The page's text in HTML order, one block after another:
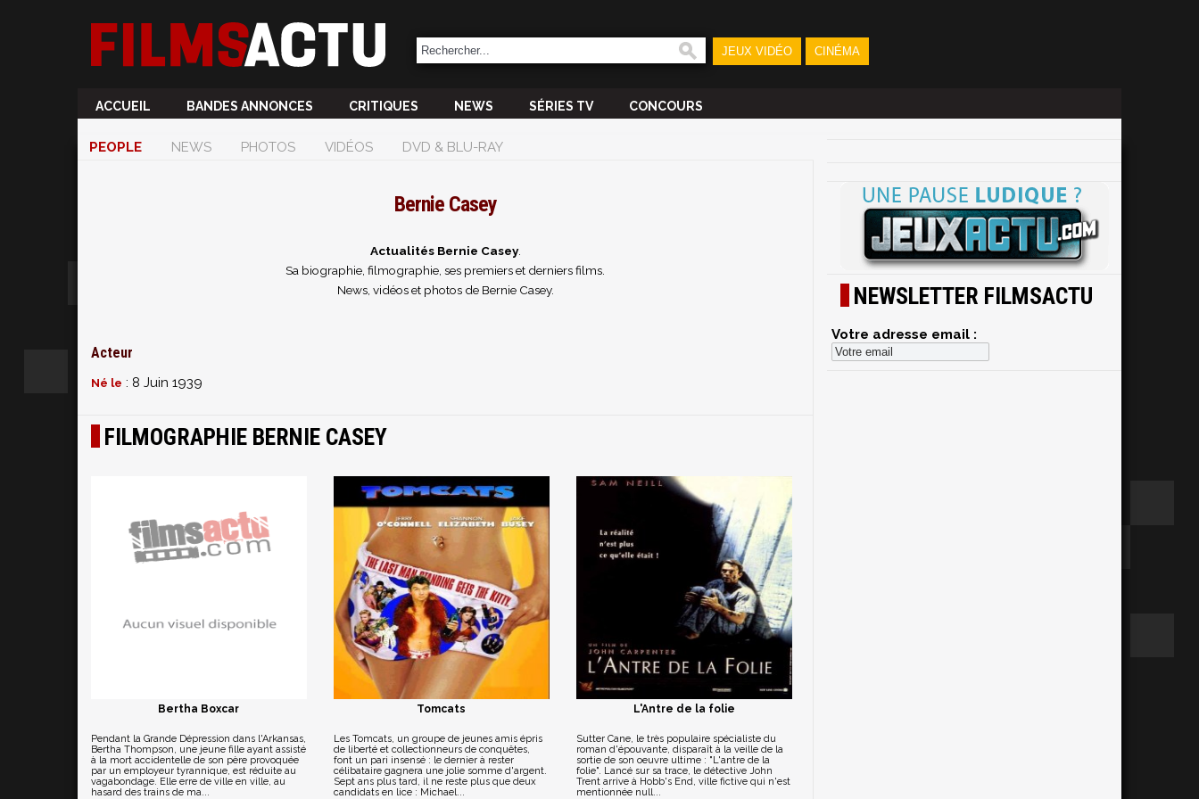
JEUX VIDÉO CINÉMA
ACCUEIL BANDES ANNONCES CRITIQUES NEWS SÉRIES TV CONCOURS
PEOPLE NEWS PHOTOS VIDÉOS DVD & BLU-RAY
Bernie Casey
Actualités Bernie Casey.
Sa biographie, filmographie, ses premiers et derniers films.
News, vidéos et photos de Bernie Casey.
Acteur
Né le : 8 Juin 1939
FILMOGRAPHIE BERNIE CASEY
Bertha Boxcar
Pendant la Grande Dépression dans l'Arkansas,
Bertha Thompson, une jeune fille ayant assisté
à la mort accidentelle de son père provoquée
par un employeur tyrannique, est réduite au
vagabondage. Elle erre de ville en ville, au
hasard des trains de ma...
Tomcats
Les Tomcats, un groupe de jeunes amis épris
de liberté et collectionneurs de conquêtes,
font un pari insensé : le dernier à rester
célibataire gagnera une jolie somme d'argent.
Sept ans plus tard, il ne reste plus que deux
candidats en lice : Michael...
L'Antre de la folie
Sutter Cane, le très populaire spécialiste du
roman d'épouvante, disparaît à la veille de la
sortie de son oeuvre ultime : "L'antre de la
folie". Lancé sur sa trace, le détective John
Trent arrive à Hobb's End, ville fictive qui n'est
mentionnée null...
NEWSLETTER FILMSACTU
Votre adresse email :